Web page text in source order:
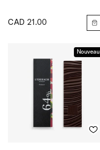
CAD 21.00
Nouveau